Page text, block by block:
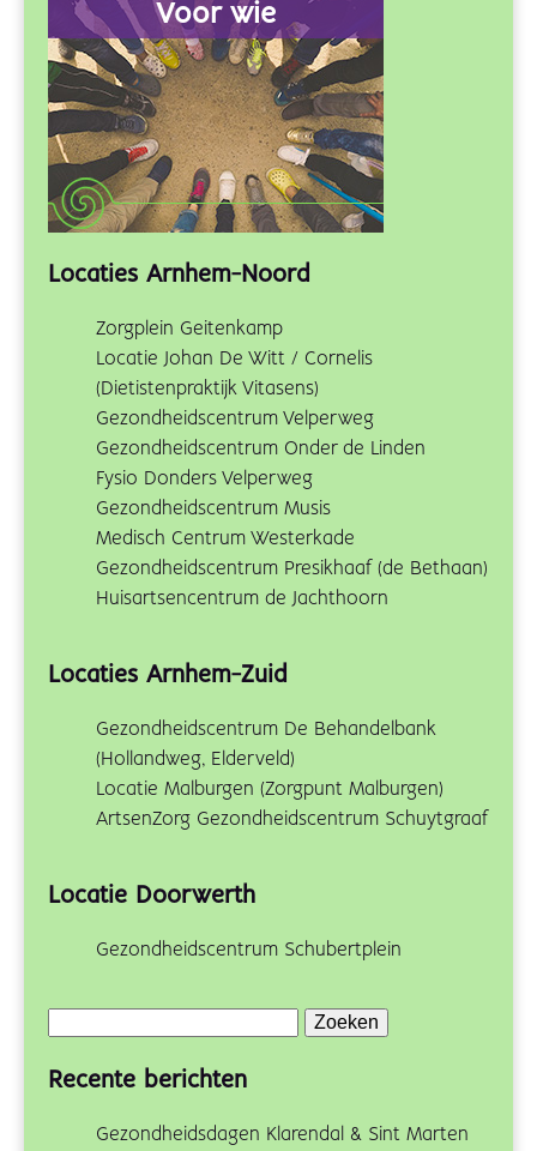
Voor wie
Locaties Arnhem-Noord
Zorgplein Geitenkamp
Locatie Johan De Witt / Cornelis
(Dietistenpraktijk Vitasens)
Gezondheidscentrum Velperweg
Gezondheidscentrum Onder de Linden
Fysio Donders Velperweg
Gezondheidscentrum Musis
Medisch Centrum Westerkade
Gezondheidscentrum Presikhaaf (de Bethaan)
Huisartsencentrum de Jachthoorn
Locaties Arnhem-Zuid
Gezondheidscentrum De Behandelbank
(Hollandweg, Elderveld)
Locatie Malburgen (Zorgpunt Malburgen)
ArtsenZorg Gezondheidscentrum Schuytgraaf
Locatie Doorwerth
Gezondheidscentrum Schubertplein
Recente berichten
Gezondheidsdagen Klarendal & Sint Marten